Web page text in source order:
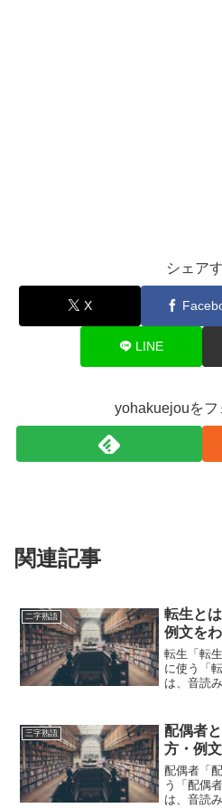
シェア
X
LINE
yohakuejouをフ
関連記事
二字熟語
転生と
例文を
転生「転
に使う「
は、音読
や使い方
例を紹介
三字熟語
配偶者
方・例
配偶者「
う「配偶
は、音読